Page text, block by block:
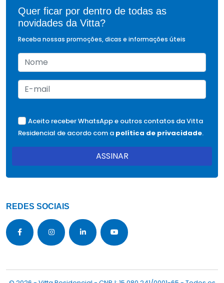
Quer ficar por dentro de todas as
novidades da Vitta?
Receba nossas promoções, dicas e informações úteis
Aceito receber WhatsApp e outros contatos da Vitta
Residencial de acordo com a política de privacidade.
ASSINAR
REDES SOCIAIS